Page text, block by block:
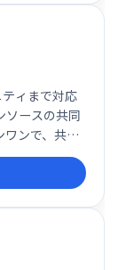
ィまで対応
ソースの共同
ンで、共同